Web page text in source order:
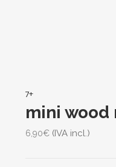
7+
mini wood
6,90€ (IVA incl.)